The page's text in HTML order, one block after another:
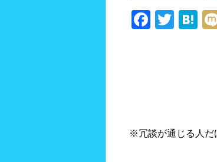
F
o
T
H
※冗談が通じる人だ